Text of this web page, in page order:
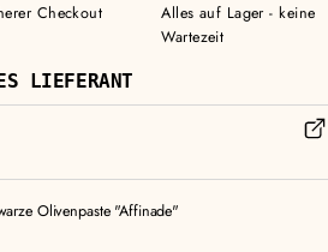
Checkout
Alles auf Lager - keine
Wartezeit
LIEFERANT
Olivenpaste "Affinade"